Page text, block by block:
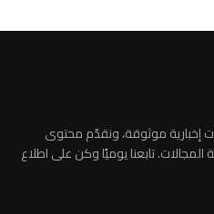
إخبارية موثوقة، ونقدّم محتوى
تابعنا يوميًا وكن على اطلاع